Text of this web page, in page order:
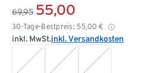
69,95 55,00
30-Tage-Bestpreis: 55,00 €
inkl. MwSt.inkl. Versandkosten